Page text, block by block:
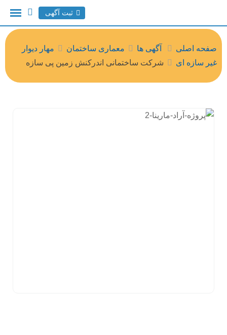
ثبت آگهی
صفحه اصلی آگهی ها معماری ساختمان
مهار دیوار
غیر سازه ای
شرکت ساختمانی اندرکنش زمین پی سازه